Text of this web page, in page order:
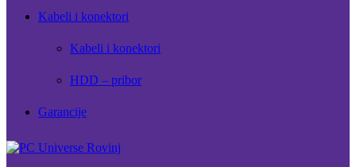
Kabeli i konektori
Kabeli i konektori
HDD – pribor
Garancije